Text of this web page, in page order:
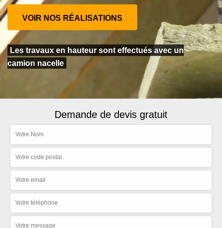
VOIR NOS RÉALISATIONS
Les travaux en hauteur sont effectués avec un
camion nacelle
Demande de devis gratuit